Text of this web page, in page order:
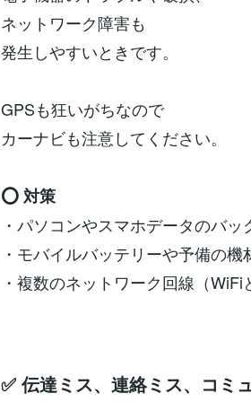
ネットワーク障害も
発生しやすいときです。
GPSも狂いがちなので
カーナビも注意してください。
⭕ 対策
・パソコンやスマホデータのバッ
・モバイルバッテリーや予備の
・複数のネットワーク回線（
✅ 伝達ミス、連絡ミス、コミ